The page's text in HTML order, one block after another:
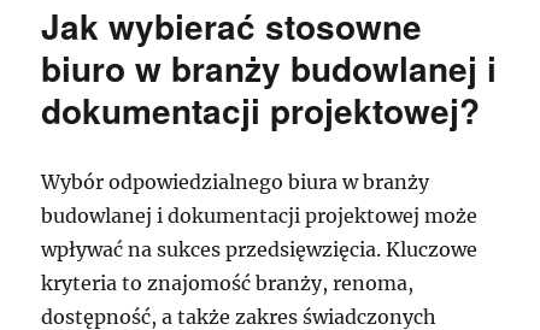
Jak wybierać stosowne
biuro w branży budowlanej i
dokumentacji projektowej?
Wybór odpowiedzialnego biura w branży
budowlanej i dokumentacji projektowej może
wpływać na sukces przedsięwzięcia. Kluczowe
kryteria to znajomość branży, renoma,
dostępność, a także zakres świadczonych